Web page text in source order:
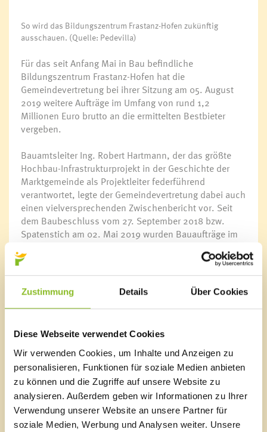
Zustimmung Details Über Cookies
Diese Webseite verwendet Cookies
Wir verwenden Cookies, um Inhalte und Anzeigen zu
personalisieren, Funktionen für soziale Medien anbieten
zu können und die Zugriffe auf unsere Website zu
analysieren. Außerdem geben wir Informationen zu Ihrer
Verwendung unserer Website an unsere Partner für
soziale Medien, Werbung und Analysen weiter. Unsere
So wird das Bildungszentrum Frastanz-Hofen zukünftig
ausschauen. (Quelle: Pedevilla)
Für das seit Anfang Mai in Bau befindliche
Bildungszentrum Frastanz-Hofen hat die
Gemeindevertretung bei ihrer Sitzung am 05. August
2019 weitere Aufträge im Umfang von rund 1,2
Millionen Euro brutto an die ermittelten Bestbieter
vergeben.
Bauamtsleiter Ing. Robert Hartmann, der das größte
Hochbau-Infrastrukturprojekt in der Geschichte der
Marktgemeinde als Projektleiter federführend
verantwortet, legte der Gemeindevertretung dabei auch
einen vielversprechenden Zwischenbericht vor. Seit
dem Baubeschluss vom 27. September 2018 bzw.
Spatenstich am 02. Mai 2019 wurden Bauaufträge im
den begleitenden Planern war für diese Aufträge ein
Kostenaufwand von 10,20 Millionen Euro brutto
errechnet worden. Somit liegt man derzeit praktisch
punktgenau im Kostenplan.
Millionen Euro brutto sind nun 62,1% der Baukosten
vergeben. Der Gesamtumfang der Baukosten (ohne
Honorare und Nebenkosten) ist mit 16,6 Millionen Euro
brutto kalkuliert. Insgesamt werden für das
Bildungszentrum mit Honoraren und Nebenkosten
20,1 Millionen Euro brutto bis zur Fertigstellung im
Februar 2021 investiert. Bürgermeister Walter Gohm